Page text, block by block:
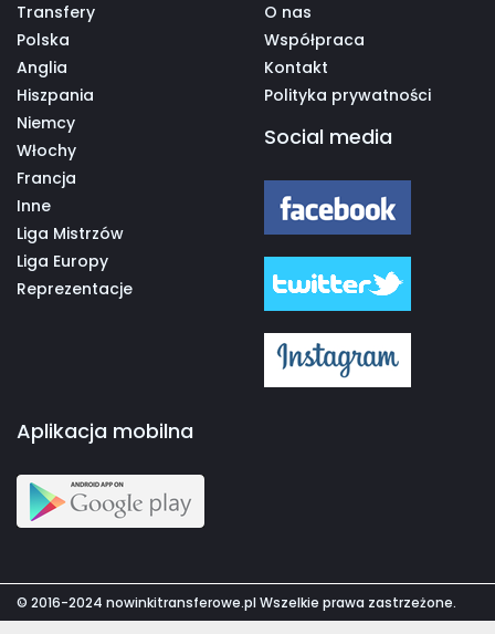
Transfery
Polska
Anglia
Hiszpania
Niemcy
Włochy
Francja
Inne
Liga Mistrzów
Liga Europy
Reprezentacje
O nas
Współpraca
Kontakt
Polityka prywatności
Social media
Aplikacja mobilna
© 2016-2024 nowinkitransferowe.pl Wszelkie prawa zastrzeżone.